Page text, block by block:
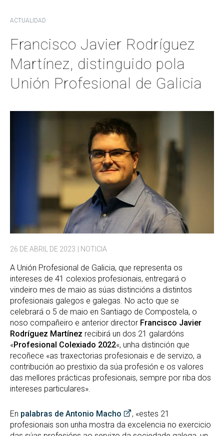
ACTUALIDAD
Francisco Javier Rodríguez
Martínez, distinguido pola
Unión Profesional de Galicia
26 DE ABRIL DE 2023 | NOTICIA
A Unión Profesional de Galicia, que representa os
intereses de 41 colexios profesionais, entregará o
vindeiro mes de maio as súas distincións a distintos
profesionais galegos e galegas. No acto que se
celebrará o 5 de maio en Santiago de Compostela, o
noso compañeiro e anterior director Francisco Javier
Rodríguez Martínez recibirá un dos 21 galardóns
«Profesional Colexiado 2022«, unha distinción que
recoñece «as traxectorias profesionais e de servizo, a
contribución ao prestixio da súa profesión e os valores
das mellores prácticas profesionais, sempre por riba dos
intereses particulares».
En palabras de Antonio Macho
, «estes 21
profesionais son unha mostra da excelencia no exercicio